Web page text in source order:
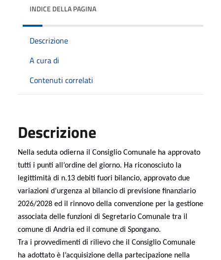
INDICE DELLA PAGINA
Descrizione
A cura di
Contenuti correlati
Descrizione
Nella seduta odierna il Consiglio Comunale ha approvato
tutti i punti all’ordine del giorno. Ha riconosciuto la
legittimità di n.13 debiti fuori bilancio, approvato due
variazioni d’urgenza al bilancio di previsione finanziario
2026/2028 ed il rinnovo della convenzione per la gestione
associata delle funzioni di Segretario Comunale tra il
comune di Andria ed il comune di Spongano.
Tra i provvedimenti di rilievo che il Consiglio Comunale
ha adottato è l’acquisizione della partecipazione nella